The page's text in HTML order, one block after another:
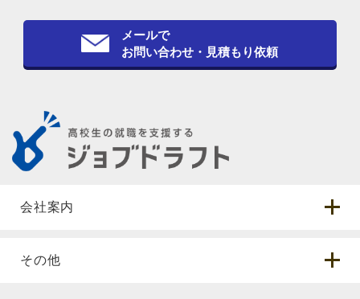
メールで
お問い合わせ・見積もり依頼
会社案内
その他